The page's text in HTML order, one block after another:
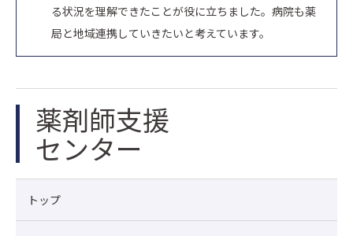
る状況を理解できたことが役に立ちました。病院も薬
局と地域連携していきたいと考えています。
薬剤師支援
センター
トップ